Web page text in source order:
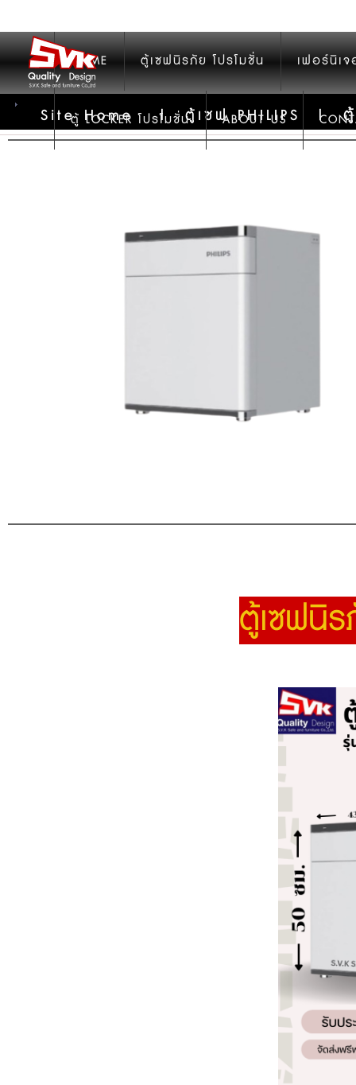
HOME ตู้เซฟนิรภัย โปรโมชั่น เฟอร์นิเ
ตู้ LOCKER โปรโมชั่น ABOUT US
Site Home |ตู้เซฟ PHILIPS |
ตู้เซฟนิร